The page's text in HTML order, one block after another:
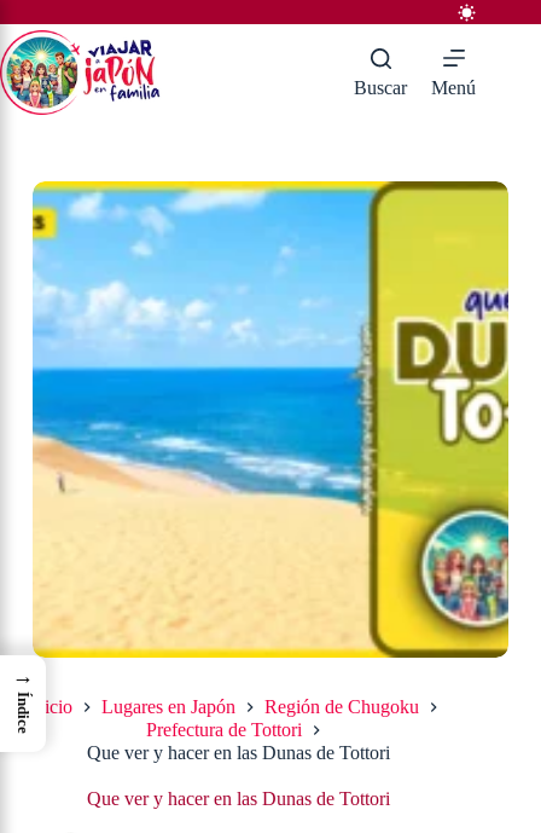
al
contenido
Buscar
Menú
Inicio Lugares en Japón
Región de Chugoku
Prefectura de Tottori
Que ver y hacer en las Dunas de Tottori
Que ver y hacer en las Dunas de Tottori
→
Índice